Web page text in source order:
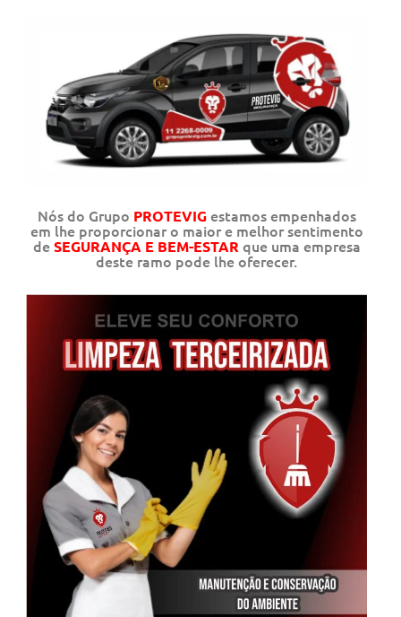
Nós do Grupo PROTEVIGestamos empenhados
em lhe proporcionar o maior e melhor sentimento
deSEGURANÇA E BEM-ESTAR que uma empresa
deste ramo pode lhe oferecer.